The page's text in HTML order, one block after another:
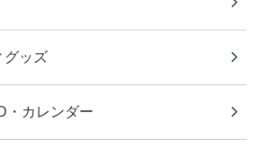
グッズ
・カレンダー